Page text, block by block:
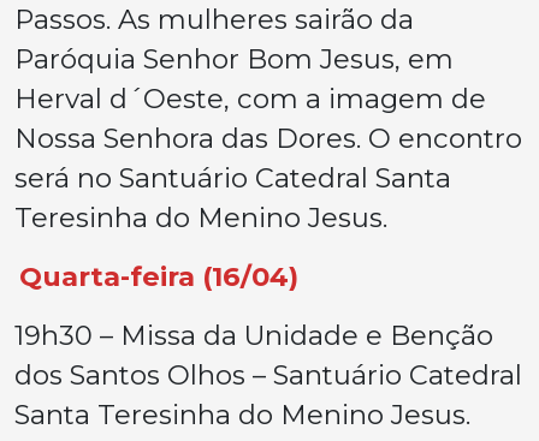
Passos. As mulheres sairão da
Paróquia Senhor Bom Jesus, em
Herval d´Oeste, com a imagem de
Nossa Senhora das Dores. O encontro
será no Santuário Catedral Santa
Teresinha do Menino Jesus.
Quarta-feira (16/04)
19h30 – Missa da Unidade e Benção
dos Santos Olhos – Santuário Catedral
Santa Teresinha do Menino Jesus.